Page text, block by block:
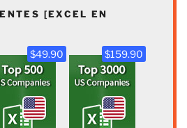
[EXCEL EN
$49.90 $159.90